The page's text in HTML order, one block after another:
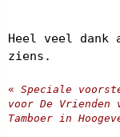
Heel veel dank
ziens.
« Speciale
voor De Vrienden
Tamboer in